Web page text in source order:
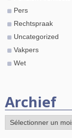
Pers
Rechtspraak
Uncategorized
Vakpers
Wet
Archief
Archief